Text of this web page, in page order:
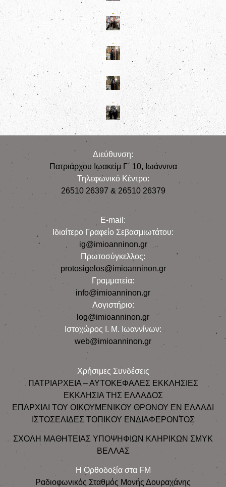
Διεύθυνση:
Πατριάρχου Ιωακείμ Γ΄ 10, Iωάννινα
Τηλεφωνικό Κέντρο:
26510 26397 & 26510 26379
E-mail:
Iδιαίτερο Γραφείο Σεβασμιωτάτου:
ig@imioanninon.gr
Πρωτοσύγκελλος:
protosigelos@imioanninon.gr
Γραμματεία:
info@imioanninon.gr
Λογιστήριο:
log@imioanninon.gr
Ιστοχώρος Ι. Μ. Ιωαννίνων:
web@imioanninon.gr
Χρήσιμες Συνδέσεις
ΠΑΤΡΙΑΡΧΕΙΑ – ΑΥΤΟΚΕΦΑΛΕΣ ΕΚΚΛΗΣΙΕΣ
ΕΚΚΛΗΣΙΑ ΤΗΣ ΕΛΛΑΔΟΣ
ΕΠΑΡΧΙΑΙ ΤΟΥ ΟΙΚΟΥΜΕΝΙΚΟΥ ΘΡΟΝΟΥ ΕΝ ΕΛΛΑΔΙ
ΙΣΤΟΣΕΛΙΔΕΣ ΤΟΠΙΚΟΥ ΕΝΔΙΑΦΕΡΟΝΤΟΣ
ΣΧΟΛΗ ΜΑΘΗΤΕΙΑΣ ΥΠΟΨΗΦΙΩΝ ΚΛΗΡΙΚΩΝ ΣΜΥΚ
ΒΕΛΛΑΣ
Η Ορθοδοξία στα FM
Ραδιοφωνικός Σταθμός Μονής Δουραχάνης